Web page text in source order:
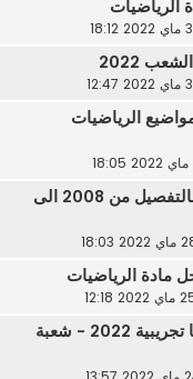
2022
الرياضيات
مواضيع بكالوريا علو تجريبية محلولة بالتفصيل من 2008 الى
موضوعين رياضيات مع الحل لبكالوريا تجريبية 2022 - شعبة